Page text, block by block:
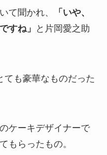
て聞かれ、
「いや、
すね」
と片岡愛之助
ても豪華なものだった
ケーキデザイナーで
もらったもの。